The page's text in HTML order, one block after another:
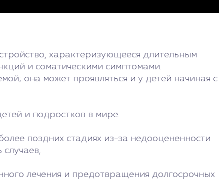
характеризующееся длительным
и соматическими симптомами.
она может проявляться и у детей начиная с
и подростков в мире.
поздних стадиях из-за недооцененности
лечения и предотвращения долгосрочных